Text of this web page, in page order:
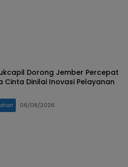
Dorong Jember Percepat
Cinta Dinilai Inovasi Pelayanan
06/08/2026